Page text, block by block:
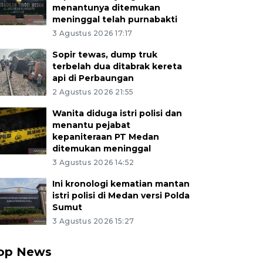
menantunya ditemukan
meninggal telah purnabakti
3 Agustus 2026 17:17
Sopir tewas, dump truk
terbelah dua ditabrak kereta
api di Perbaungan
2 Agustus 2026 21:55
Wanita diduga istri polisi dan
menantu pejabat
kepaniteraan PT Medan
ditemukan meninggal
3 Agustus 2026 14:52
Ini kronologi kematian mantan
istri polisi di Medan versi Polda
Sumut
3 Agustus 2026 15:27
News